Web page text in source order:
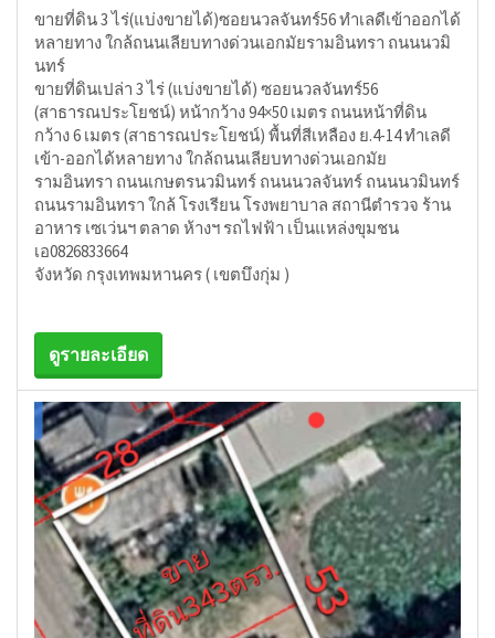
ขายที่ดิน 3 ไร่(แบ่งขายได้)ซอยนวลจันทร์56 ทำเลดีเข้าออกได้
หลายทาง ใกล้ถนนเลียบทางด่วนเอกมัยรามอินทรา ถนนนวมิ
นทร์
ขายที่ดินเปล่า 3 ไร่ (แบ่งขายได้) ซอยนวลจันทร์56
(สาธารณประโยชน์) หน้ากว้าง 94×50 เมตร ถนนหน้าที่ดิน
กว้าง 6 เมตร (สาธารณประโยชน์) พื้นที่สีเหลือง ย.4-14 ทำเลดี
เข้า-ออกได้หลายทาง ใกล้ถนนเลียบทางด่วนเอกมัย
รามอินทรา ถนนเกษตรนวมินทร์ ถนนนวลจันทร์ ถนนนวมินทร์
ถนนรามอินทรา ใกล้ โรงเรียน โรงพยาบาล สถานีตำรวจ ร้าน
อาหาร เซเว่นฯ ตลาด ห้างฯ รถไฟฟ้า เป็นแหล่งขุมชน
เอ0826833664
จังหวัด กรุงเทพมหานคร ( เขตบึงกุ่ม )
ดูรายละเอียด